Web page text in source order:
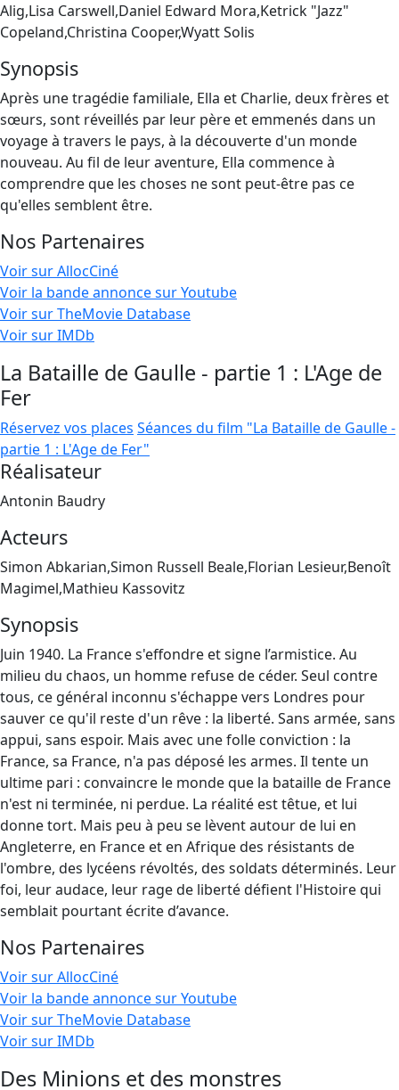
Alig,Lisa Carswell,Daniel Edward Mora,Ketrick "Jazz"
Copeland,Christina Cooper,Wyatt Solis
Synopsis
Après une tragédie familiale, Ella et Charlie, deux frères et
sœurs, sont réveillés par leur père et emmenés dans un
voyage à travers le pays, à la découverte d'un monde
nouveau. Au fil de leur aventure, Ella commence à
comprendre que les choses ne sont peut-être pas ce
qu'elles semblent être.
Nos Partenaires
Voir sur AllocCiné
Voir la bande annonce sur Youtube
Voir sur TheMovie Database
Voir sur IMDb
La Bataille de Gaulle - partie 1 : L'Age de
Fer
Réservez vos places Séances du film "La Bataille de Gaulle -
partie 1 : L'Age de Fer"
Réalisateur
Antonin Baudry
Acteurs
Simon Abkarian,Simon Russell Beale,Florian Lesieur,Benoît
Magimel,Mathieu Kassovitz
Synopsis
Juin 1940. La France s'effondre et signe l’armistice. Au
milieu du chaos, un homme refuse de céder. Seul contre
tous, ce général inconnu s'échappe vers Londres pour
sauver ce qu'il reste d'un rêve : la liberté. Sans armée, sans
appui, sans espoir. Mais avec une folle conviction : la
France, sa France, n'a pas déposé les armes. Il tente un
ultime pari : convaincre le monde que la bataille de France
n'est ni terminée, ni perdue. La réalité est têtue, et lui
donne tort. Mais peu à peu se lèvent autour de lui en
Angleterre, en France et en Afrique des résistants de
l'ombre, des lycéens révoltés, des soldats déterminés. Leur
foi, leur audace, leur rage de liberté défient l'Histoire qui
semblait pourtant écrite d’avance.
Nos Partenaires
Voir sur AllocCiné
Voir la bande annonce sur Youtube
Voir sur TheMovie Database
Voir sur IMDb
Des Minions et des monstres